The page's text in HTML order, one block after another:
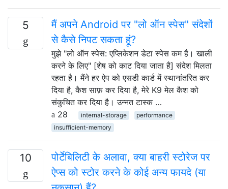
5
मैं अपने Android पर "लो ऑन स्पेस" संदेशों
से कैसे निपट सकता हूं?
मुझे "लो ऑन स्पेस: एप्लिकेशन डेटा स्पेस कम है। खाली
करने के लिए" [शेष को काट दिया जाता है] संदेश मिलता
रहता है। मैंने हर ऐप को एसडी कार्ड में स्थानांतरित कर
दिया है, कैश साफ़ कर दिया है, मेरे K9 मेल कैश को
संकुचित कर दिया है। उन्नत टास्क …
28
internal-storage
performance
insufficient-memory
10
पोर्टेबिलिटी के अलावा, क्या बाहरी स्टोरेज पर
ऐप्स को स्टोर करने के कोई अन्य फायदे (या